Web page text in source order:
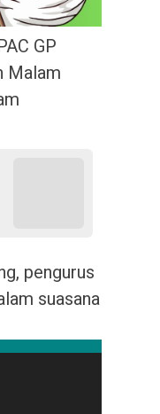
GP
Malam
pengurus
suasana